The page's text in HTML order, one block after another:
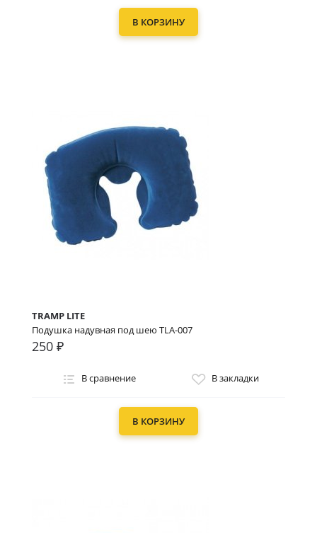
В КОРЗИНУ
TRAMP LITE
Подушка надувная под шею TLA-007
250 ₽
В сравнение В закладки
В КОРЗИНУ